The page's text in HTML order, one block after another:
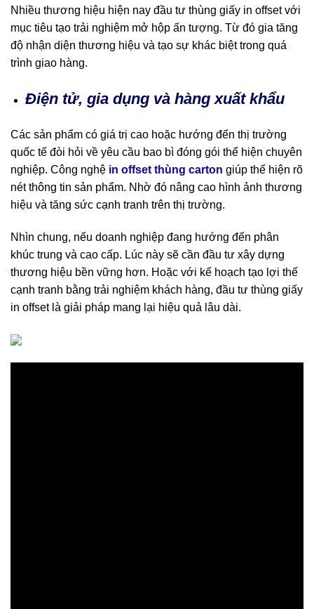
Nhiều thương hiệu hiện nay đầu tư thùng giấy in offset với
mục tiêu tạo trải nghiệm mở hộp ấn tượng. Từ đó gia tăng
độ nhận diện thương hiệu và tạo sự khác biệt trong quá
trình giao hàng.
Điện tử, gia dụng và hàng xuất khẩu
Các sản phẩm có giá trị cao hoặc hướng đến thị trường
quốc tế đòi hỏi về yêu cầu bao bì đóng gói thể hiện chuyên
nghiệp. Công nghệ in offset thùng carton giúp thể hiện rõ
nét thông tin sản phẩm. Nhờ đó nâng cao hình ảnh thương
hiệu và tăng sức cạnh tranh trên thị trường.
Nhìn chung, nếu doanh nghiệp đang hướng đến phân
khúc trung và cao cấp. Lúc này sẽ cần đầu tư xây dựng
thương hiệu bền vững hơn. Hoặc với kế hoạch tạo lợi thế
cạnh tranh bằng trải nghiệm khách hàng, đầu tư thùng giấy
in offset là giải pháp mang lại hiệu quả lâu dài.